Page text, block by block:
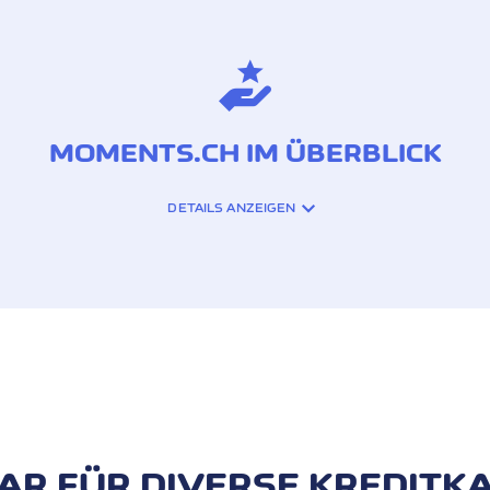
MOMENTS.CH IM ÜBERBLICK
ABSTECHER ZU ZWEI ANDEREN
DETAILS ANZEIGEN